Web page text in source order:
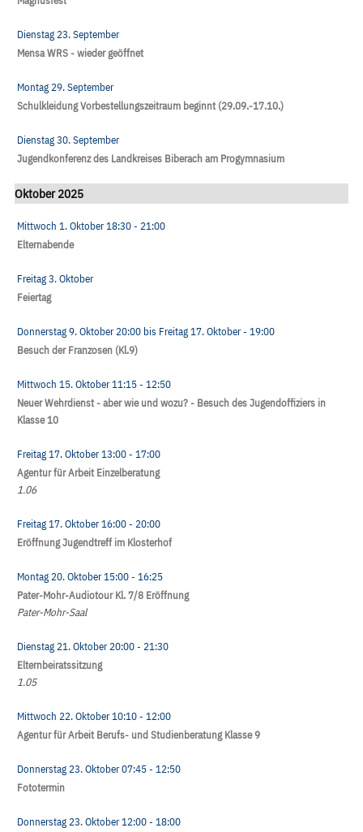
Dienstag 23. September
Mensa WRS - wieder geöffnet
Montag 29. September
Schulkleidung Vorbestellungszeitraum beginnt (29.09.-17.10.)
Dienstag 30. September
Jugendkonferenz des Landkreises Biberach am Progymnasium
Oktober 2025
Mittwoch 1. Oktober18:30- 21:00
Elternabende
Freitag 3. Oktober
Feiertag
Donnerstag 9. Oktober20:00 bis Freitag 17. Oktober- 19:00
Besuch der Franzosen (Kl.9)
Mittwoch 15. Oktober11:15- 12:50
Neuer Wehrdienst - aber wie und wozu? - Besuch des Jugendoffiziers in
Klasse 10
Freitag 17. Oktober13:00- 17:00
Agentur für Arbeit Einzelberatung
1.06
Freitag 17. Oktober16:00- 20:00
Eröffnung Jugendtreff im Klosterhof
Montag 20. Oktober15:00- 16:25
Pater-Mohr-Audiotour Kl. 7/8 Eröffnung
Pater-Mohr-Saal
Dienstag 21. Oktober20:00- 21:30
Elternbeiratssitzung
1.05
Mittwoch 22. Oktober10:10- 12:00
Agentur für Arbeit Berufs- und Studienberatung Klasse 9
Donnerstag 23. Oktober07:45- 12:50
Fototermin
Donnerstag 23. Oktober12:00- 18:00